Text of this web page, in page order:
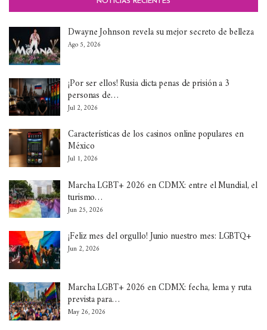
Dwayne Johnson revela su mejor secreto de belleza
Ago 5, 2026
¡Por ser ellos! Rusia dicta penas de prisión a 3
personas de…
Jul 2, 2026
Características de los casinos online populares en
México
Jul 1, 2026
Marcha LGBT+ 2026 en CDMX: entre el Mundial, el
turismo…
Jun 25, 2026
¡Feliz mes del orgullo! Junio nuestro mes: LGBTQ+
Jun 2, 2026
Marcha LGBT+ 2026 en CDMX: fecha, lema y ruta
prevista para…
May 26, 2026